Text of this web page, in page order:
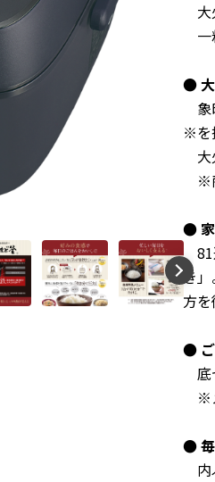
大
一
● 大
象
※を
大
※
●
き
方を
● ご
底
※
● 毎
内